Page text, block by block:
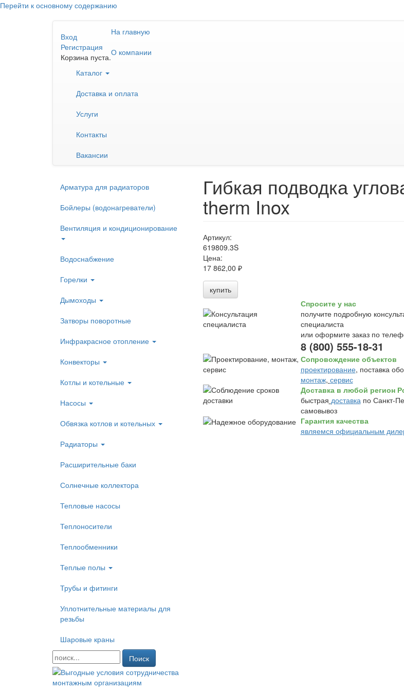
Перейти к основному содержанию
Вход
Регистрация
Корзина пуста.
На главную
О компании
Каталог
Доставка и оплата
Услуги
Контакты
Вакансии
Арматура для радиаторов
Бойлеры (водонагреватели)
Вентиляция и кондиционирование
Водоснабжение
Горелки
Дымоходы
Затворы поворотные
Инфракрасное отопление
Конвекторы
Котлы и котельные
Насосы
Обвязка котлов и котельных
Радиаторы
Расширительные баки
Солнечные коллектора
Тепловые насосы
Теплоносители
Теплообменники
Теплые полы
Трубы и фитинги
Уплотнительные материалы для
резьбы
Шаровые краны
Поиск
Гибкая подводка
therm Inox
Артикул:
619809.3S
Цена:
17 862,00 ₽
купить
Спросите у нас
получите подробную
специалиста
или оформите заказ по
8 (800) 555-18-31
Сопровождение объектов
проектирование, поставка
монтаж, сервис
Доставка в любой регион
быстрая доставкапо Санкт-
самовывоз
Гарантия качества
являемся официальным